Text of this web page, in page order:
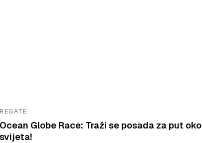
REGATE
Ocean Globe Race: Traži se posada za put oko
svijeta!